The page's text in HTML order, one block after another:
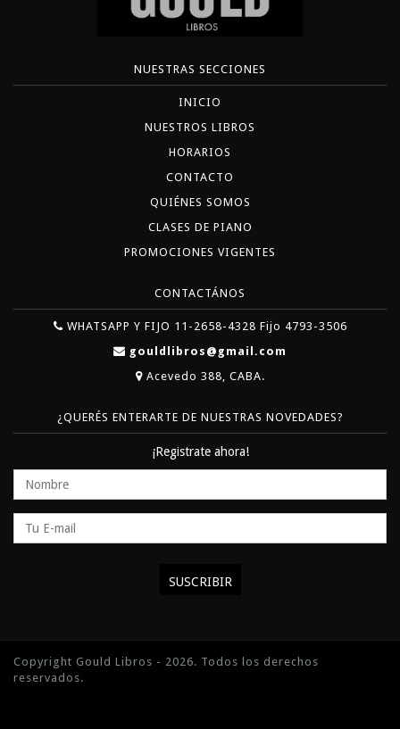
NUESTRAS SECCIONES
INICIO
NUESTROS LIBROS
HORARIOS
CONTACTO
QUIÉNES SOMOS
CLASES DE PIANO
PROMOCIONES VIGENTES
CONTACTÁNOS
WHATSAPP Y FIJO 11-2658-4328 Fijo 4793-3506
gouldlibros@gmail.com
Acevedo 388, CABA.
¿QUERÉS ENTERARTE DE NUESTRAS NOVEDADES?
¡Registrate ahora!
Copyright Gould Libros - 2026. Todos los derechos
reservados.